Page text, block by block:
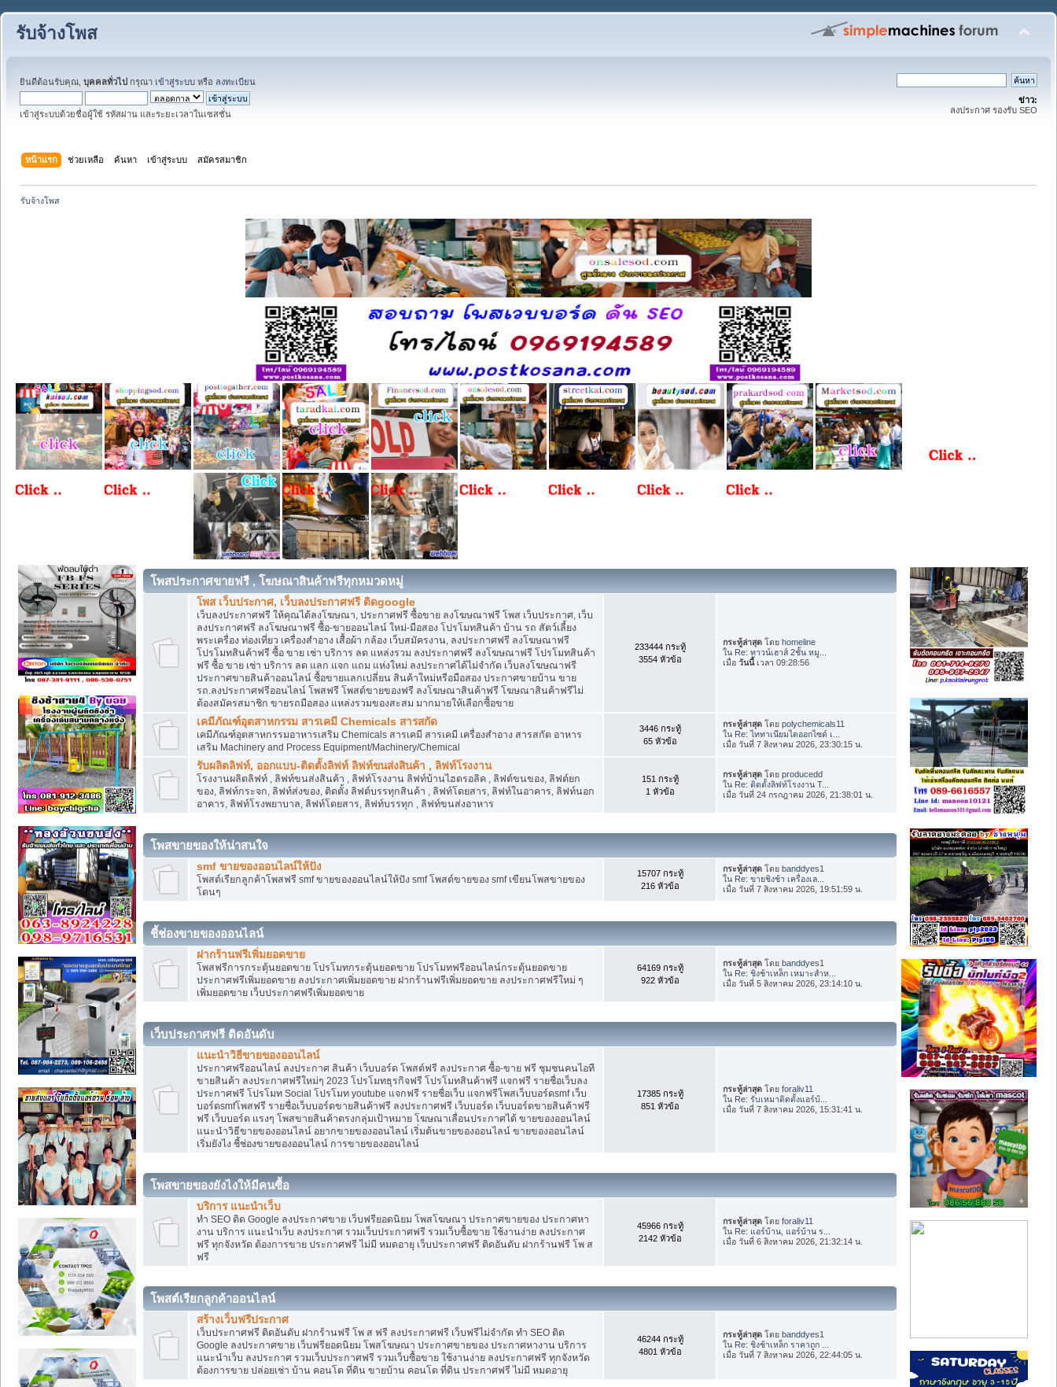
รับจ้างโพส
ยินดีต้อนรับคุณ, บุคคลทั่วไป กรุณา เข้าสู่ระบบ หรือ ลงทะเบียน
เข้าสู่ระบบด้วยชื่อผู้ใช้ รหัสผ่าน และระยะเวลาในเซสชั่น
ข่าว:
ลงประกาศ รองรับ SEO
หน้าแรก ช่วยเหลือ ค้นหา เข้าสู่ระบบ สมัครสมาชิก
รับจ้างโพส
โพสประกาศขายฟรี , โฆษณาสินค้าฟรีทุกหมวดหมู่
โพส เว็บประกาศ, เว็บลงประกาศฟรี ติดgoogle
เว็บลงประกาศฟรี ให้คุณได้ลงโฆษณา, ประกาศฟรี ซื้อขาย ลงโฆษณาฟรี โพส เว็บประกาศ, เว็บ
ลงประกาศฟรี ลงโฆษณาฟรี ซื้อ-ขายออนไลน์ ใหม่-มือสอง โปรโมทสินค้า บ้าน รถ สัตว์เลี้ยง
พระเครื่อง ท่องเที่ยว เครื่องสำอาง เสื้อผ้า กล้อง เว็บสมัครงาน, ลงประกาศฟรี ลงโฆษณาฟรี
โปรโมทสินค้าฟรี ซื้อ ขาย เช่า บริการ ลด แหล่งรวม ลงประกาศฟรี ลงโฆษณาฟรี โปรโมทสินค้า
ฟรี ซื้อ ขาย เช่า บริการ ลด แลก แจก แถม แห่งใหม่ ลงประกาศได้ไม่จำกัด เว็บลงโฆษณาฟรี
ประกาศขายสินค้าออนไลน์ ซื้อขายแลกเปลี่ยน สินค้าใหม่หรือมือสอง ประกาศขายบ้าน ขาย
รถ.ลงประกาศฟรีออนไลน์ โพสฟรี โพสต์ขายของฟรี ลงโฆษณาสินค้าฟรี โฆษณาสินค้าฟรีไม่
ต้องสมัครสมาชิก ขายรถมือสอง แหล่งรวมของสะสม มากมายให้เลือกซื้อขาย
233444 กระทู้
3554 หัวข้อ
กระทู้ล่าสุด โดยhomeline
ใน Re: ทาวน์เฮาส์ 2ชั้น หมู...
เมื่อวันนี้เวลา 09:28:56
เคมีภัณฑ์อุตสาหกรรม สารเคมี Chemicals สารสกัด
เคมีภัณฑ์อุตสาหกรรมอาหารเสริม Chemicals สารเคมี สารเคมี เครื่องสำอาง สารสกัด อาหาร
เสริม Machinery and Process Equipment/Machinery/Chemical
3446 กระทู้
65 หัวข้อ
กระทู้ล่าสุด โดยpolychemicals11
ใน Re: ไททาเนียมไดออกไซด์ เ...
เมื่อ วันที่ 7 สิงหาคม 2026, 23:30:15 น.
รับผลิตลิฟท์, ออกแบบ-ติดตั้งลิฟท์ ลิฟท์ขนส่งสินค้า , ลิฟท์โรงงาน
โรงงานผลิตลิฟท์ , ลิฟท์ขนส่งสินค้า , ลิฟท์โรงงาน ลิฟท์บ้านไฮดรอลิค , ลิฟต์ขนของ, ลิฟต์ยก
ของ, ลิฟท์กระจก, ลิฟท์ส่งของ, ติดตั้ง ลิฟต์บรรทุกสินค้า , ลิฟท์โดยสาร, ลิฟท์ในอาคาร, ลิฟท์นอก
อาคาร, ลิฟท์โรงพยาบาล, ลิฟท์โดยสาร, ลิฟท์บรรทุก , ลิฟท์ขนส่งอาหาร
151 กระทู้
1 หัวข้อ
กระทู้ล่าสุด โดยproducedd
ใน Re: ติดตั้งลิฟท์โรงงาน T...
เมื่อ วันที่ 24 กรกฎาคม 2026, 21:38:01 น.
โพสขายของให้น่าสนใจ
smf ขายของออนไลน์ให้ปัง
โพสต์เรียกลูกค้าโพสฟรี smf ขายของออนไลน์ให้ปัง smf โพสต์ขายของ smf เขียนโพสขายของ
โดนๆ
15707 กระทู้
216 หัวข้อ
กระทู้ล่าสุด โดยbanddyes1
ใน Re: ขายชิงช้า เครื่องเล...
เมื่อ วันที่ 7 สิงหาคม 2026, 19:51:59 น.
ชี้ช่องขายของออนไลน์
ฝากร้านฟรีเพิ่มยอดขาย
โพสฟรีการกระตุ้นยอดขาย โปรโมทกระตุ้นยอดขาย โปรโมทฟรีออนไลน์กระตุ้นยอดขาย
ประกาศฟรีเพิ่มยอดขาย ลงประกาศเพิ่มยอดขาย ฝากร้านฟรีเพิ่มยอดขาย ลงประกาศฟรีใหม่ ๆ
เพิ่มยอดขาย เว็บประกาศฟรีเพิ่มยอดขาย
64169 กระทู้
922 หัวข้อ
กระทู้ล่าสุด โดยbanddyes1
ใน Re: ชิงช้าเหล็ก เหมาะสำห...
เมื่อ วันที่ 5 สิงหาคม 2026, 23:14:10 น.
เว็บประกาศฟรี ติดอันดับ
แนะนำวิธีขายของออนไลน์
ประกาศฟรีออนไลน์ ลงประกาศ สินค้า เว็บบอร์ด โพสต์ฟรี ลงประกาศ ซื้อ-ขาย ฟรี ชุมชนคนไอที
ขายสินค้า ลงประกาศฟรีใหม่ๆ 2023 โปรโมทธุรกิจฟรี โปรโมทสินค้าฟรี แจกฟรี รายชื่อเว็บลง
ประกาศฟรี โปรโมท Social โปรโมท youtube แจกฟรี รายชื่อเว็บ แจกฟรีโพสเว็บบอร์ดsmf เว็บ
บอร์ดsmfโพสฟรี รายชื่อเว็บบอร์ดขายสินค้าฟรี ลงประกาศฟรี เว็บบอร์ด เว็บบอร์ดขายสินค้าฟรี
ฟรี เว็บบอร์ด แรงๆ โพสขายสินค้าตรงกลุ่มเป้าหมาย โฆษณาเลื่อนประกาศได้ ขายของออนไลน์
แนะนำวิธีขายของออนไลน์ อยากขายของออนไลน์ เริ่มต้นขายของออนไลน์ ขายของออนไลน์
เริ่มยังไง ชี้ช่องขายของออนไลน์ การขายของออนไลน์
17385 กระทู้
851 หัวข้อ
กระทู้ล่าสุด โดยforaliv11
ใน Re: รับเหมาติดตั้งแอร์บ้...
เมื่อ วันที่ 7 สิงหาคม 2026, 15:31:41 น.
โพสขายของยังไงให้มีคนซื้อ
บริการ แนะนำเว็บ
ทำ SEO ติด Google ลงประกาศขาย เว็บฟรียอดนิยม โพสโฆษณา ประกาศขายของ ประกาศหา
งาน บริการ แนะนำเว็บ ลงประกาศ รวมเว็บประกาศฟรี รวมเว็บซื้อขาย ใช้งานง่าย ลงประกาศ
ฟรี ทุกจังหวัด ต้องการขาย ประกาศฟรี ไม่มี หมดอายุ เว็บประกาศฟรี ติดอันดับ ฝากร้านฟรี โพ ส
ฟรี
45966 กระทู้
2142 หัวข้อ
กระทู้ล่าสุด โดยforaliv11
ใน Re: แอร์บ้าน, แอร์บ้าน ร...
เมื่อ วันที่ 6 สิงหาคม 2026, 21:32:14 น.
โพสต์เรียกลูกค้าออนไลน์
สร้างเว็บฟรีประกาศ
เว็บประกาศฟรี ติดอันดับ ฝากร้านฟรี โพ ส ฟรี ลงประกาศฟรี เว็บฟรีไม่จำกัด ทำ SEO ติด
Google ลงประกาศขาย เว็บฟรียอดนิยม โพสโฆษณา ประกาศขายของ ประกาศหางาน บริการ
แนะนำเว็บ ลงประกาศ รวมเว็บประกาศฟรี รวมเว็บซื้อขาย ใช้งานง่าย ลงประกาศฟรี ทุกจังหวัด
ต้องการขาย ปล่อยเช่า บ้าน คอนโด ที่ดิน ขายบ้าน คอนโด ที่ดิน ประกาศฟรี ไม่มี หมดอายุ
46244 กระทู้
4801 หัวข้อ
กระทู้ล่าสุด โดยbanddyes1
ใน Re: ชิงช้าเหล็ก ราคาถูก ...
เมื่อ วันที่ 7 สิงหาคม 2026, 22:44:05 น.